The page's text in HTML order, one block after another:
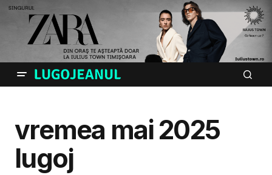
vremea mai 2025
lugoj